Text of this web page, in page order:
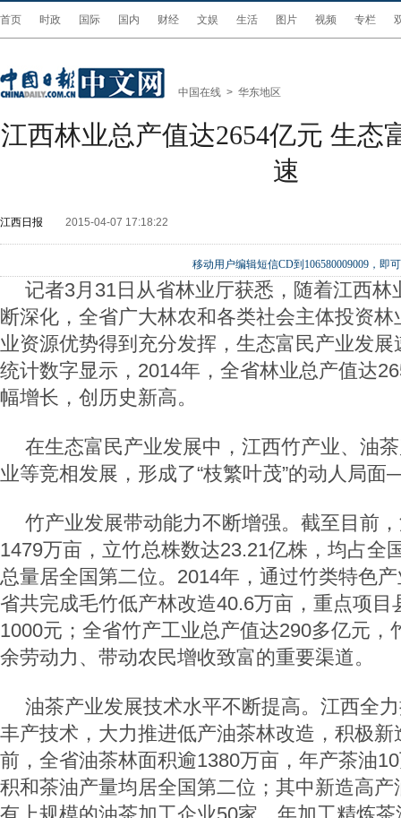
首页 时政 国际 国内 财经 文娱 生活 图片 视频 专栏
中国在线 > 华东地区
江西林业总产值达2654亿元 生态
速
江西日报 2015-04-07 17:18:22
移动用户编辑短信CD到106580009009，即
记者3月31日从省林业厅获悉，随着江西林
断深化，全省广大林农和各类社会主体投资
业资源优势得到充分发挥，生态富民产业发
统计数字显示，2014年，全省林业总产值达
幅增长，创历史新高。
在生态富民产业发展中，江西竹产业、油
业等竞相发展，形成了“枝繁叶茂”的动人局
竹产业发展带动能力不断增强。截至目前
1479万亩，立竹总株数达23.21亿株，均占全
总量居全国第二位。2014年，通过竹类特色
省共完成毛竹低产林改造40.6万亩，重点项目
1000元；全省竹产工业总产值达290多亿元，
余劳动力、带动农民增收致富的重要渠道。
油茶产业发展技术水平不断提高。江西全
丰产技术，大力推进低产油茶林改造，积极
前，全省油茶林面积逾1380万亩，年产茶油
积和茶油产量均居全国第二位；其中新造高产